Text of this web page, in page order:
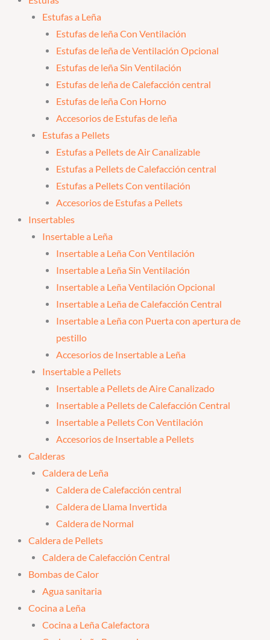
Estufas a Leña
Estufas de leña Con Ventilación
Estufas de leña de Ventilación Opcional
Estufas de leña Sin Ventilación
Estufas de leña de Calefacción central
Estufas de leña Con Horno
Accesorios de Estufas de leña
Estufas a Pellets
Estufas a Pellets de Air Canalizable
Estufas a Pellets de Calefacción central
Estufas a Pellets Con ventilación
Accesorios de Estufas a Pellets
Insertables
Insertable a Leña
Insertable a Leña Con Ventilación
Insertable a Leña Sin Ventilación
Insertable a Leña Ventilación Opcional
Insertable a Leña de Calefacción Central
Insertable a Leña con Puerta con apertura de
pestillo
Accesorios de Insertable a Leña
Insertable a Pellets
Insertable a Pellets de Aire Canalizado
Insertable a Pellets de Calefacción Central
Insertable a Pellets Con Ventilación
Accesorios de Insertable a Pellets
Calderas
Caldera de Leña
Caldera de Calefacción central
Caldera de Llama Invertida
Caldera de Normal
Caldera de Pellets
Caldera de Calefacción Central
Bombas de Calor
Agua sanitaria
Cocina a Leña
Cocina a Leña Calefactora